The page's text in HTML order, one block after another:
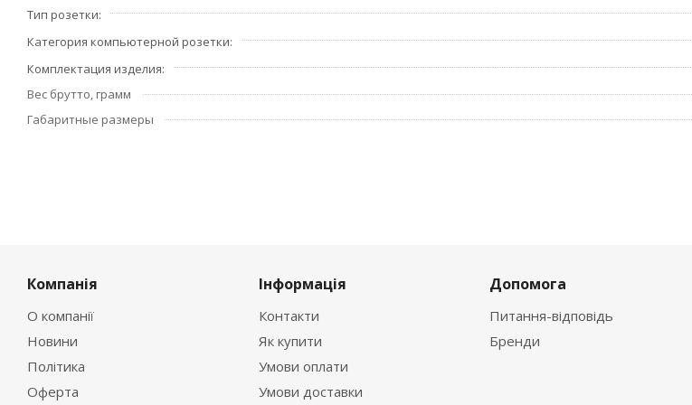
Тип розетки
Категория компьютерной розетки
Комплектация изделия
Вес брутто, грамм
Габаритные размеры
Компанія
О компанії
Новини
Політика
Оферта
Інформація
Контакти
Як купити
Умови оплати
Умови доставки
Допомога
Питання-відповідь
Бренди